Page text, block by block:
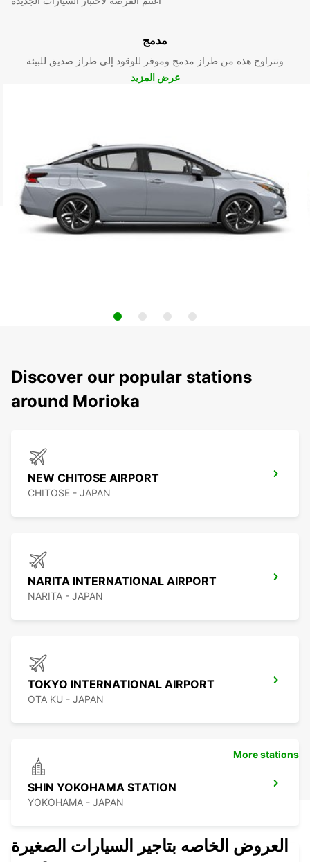
مدمج
وتتراوح هذه من طراز مدمج وموفر للوقود إلى طراز صديق للبيئة
عرض المزيد
Discover our popular stations
around Morioka
NEW CHITOSE AIRPORT
CHITOSE - JAPAN
NARITA INTERNATIONAL AIRPORT
NARITA - JAPAN
TOKYO INTERNATIONAL AIRPORT
OTA KU - JAPAN
SHIN YOKOHAMA STATION
YOKOHAMA - JAPAN
More stations
العروض الخاصه بتاجير السيارات الصغيرة